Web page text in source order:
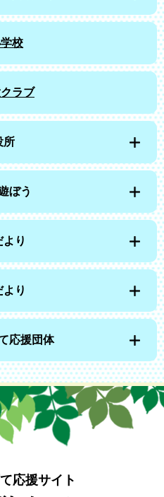
校
ラブ
所
ぼう
より
より
応援団体
応援サイト